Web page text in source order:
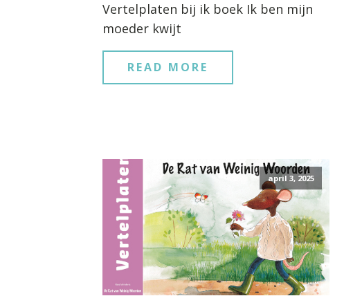
Vertelplaten bij ik boek Ik ben mijn
moeder kwijt
READ MORE
april 3, 2025